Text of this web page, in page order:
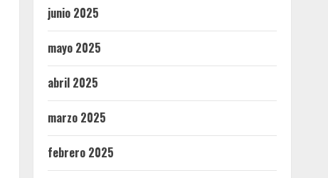
junio 2025
mayo 2025
abril 2025
marzo 2025
febrero 2025